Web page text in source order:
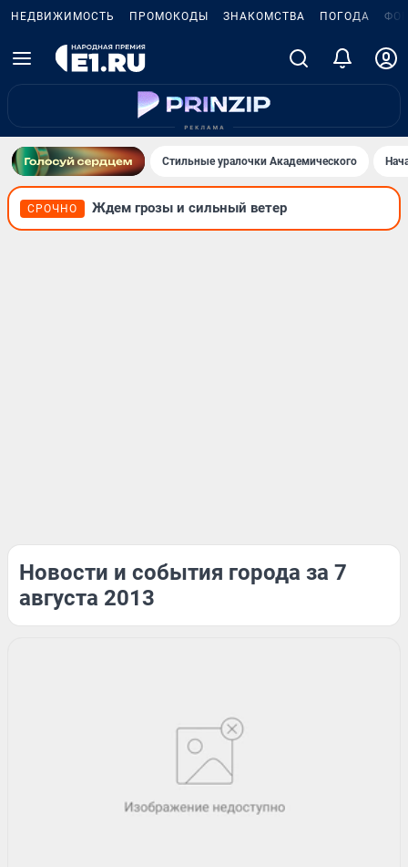
НЕДВИЖИМОСТЬ ПРОМОКОДЫ ЗНАКОМСТВА ПОГОДА
Стильные уралочки Академического
СРОЧНО Ждем грозы и сильный ветер
Новости и события города за 7
августа 2013